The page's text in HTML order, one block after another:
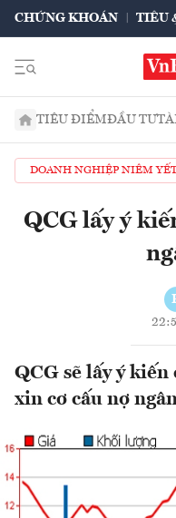
CHỨNG KHOÁN TIÊU
TIÊU ĐIỂMĐẦU TƯ
DOANH NGHIỆP NIÊM
QCG lấy ý
QCG sẽ lấy ý kiến
xin cơ cấu nợ